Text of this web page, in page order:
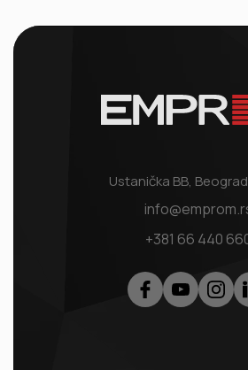
Ustanička BB,
+381 66 440